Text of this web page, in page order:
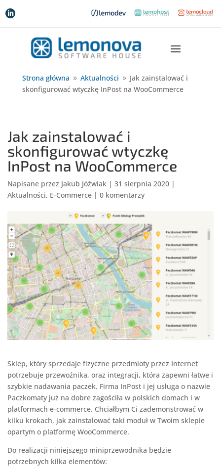

Strona główna 9 Aktualności 9 Jak zainstalować i
skonfigurować wtyczkę InPost na WooCommerce
Jak zainstalować i
skonfigurować wtyczkę
InPost na WooCommerce
Napisane przez Jakub Jóźwiak | 31 sierpnia 2020 |
Aktualności, E-Commerce | 0 komentarzy
Sklep, który sprzedaje fizyczne przedmioty przez Internet
potrzebuje przewoźnika, oraz integracji, która zapewni łatwe i
szybkie nadawania paczek. Firma InPost i jej usługa o nazwie
Paczkomaty już na dobre zagościła w polskich domach i w
platformach e-commerce. Chciałbym Ci zademonstrować w
kilku krokach, jak zainstalować taki moduł w Twoim sklepie
opartym o platformę WooCommerce.
Do realizacji niniejszego miniprzewodnika będzie
potrzebnych kilka elementów: